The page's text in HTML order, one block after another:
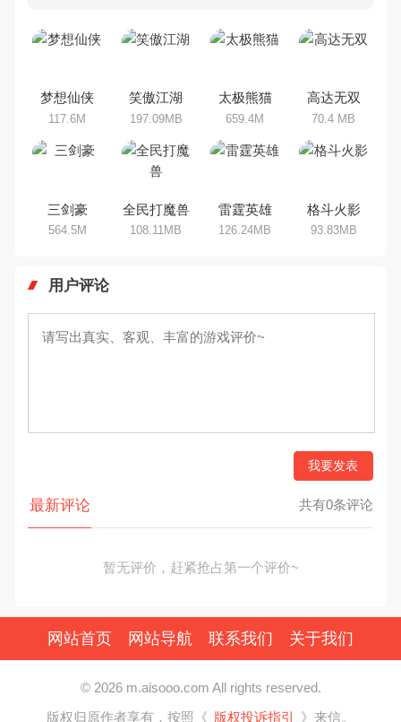
作手机游戏有哪些呢？游戏今天，
集，欢迎大家前来选择下载体验
梦想仙侠
117.6M
笑傲江湖
197.09MB
太极熊猫
659.4M
高达无双
70.4 MB
三剑豪
564.5M
全民打魔兽
108.11MB
雷霆英雄
126.24MB
格斗火影
93.83MB
用户评论
我要发表
最新评论 共有0条评论
暂无评价，赶紧抢占第一个评价~
网站首页 网站导航 联系我们 关于我们
© 2026 m.aisooo.com All rights reserved.
版权归原作者享有，按照《 版权投诉指引 》来信。